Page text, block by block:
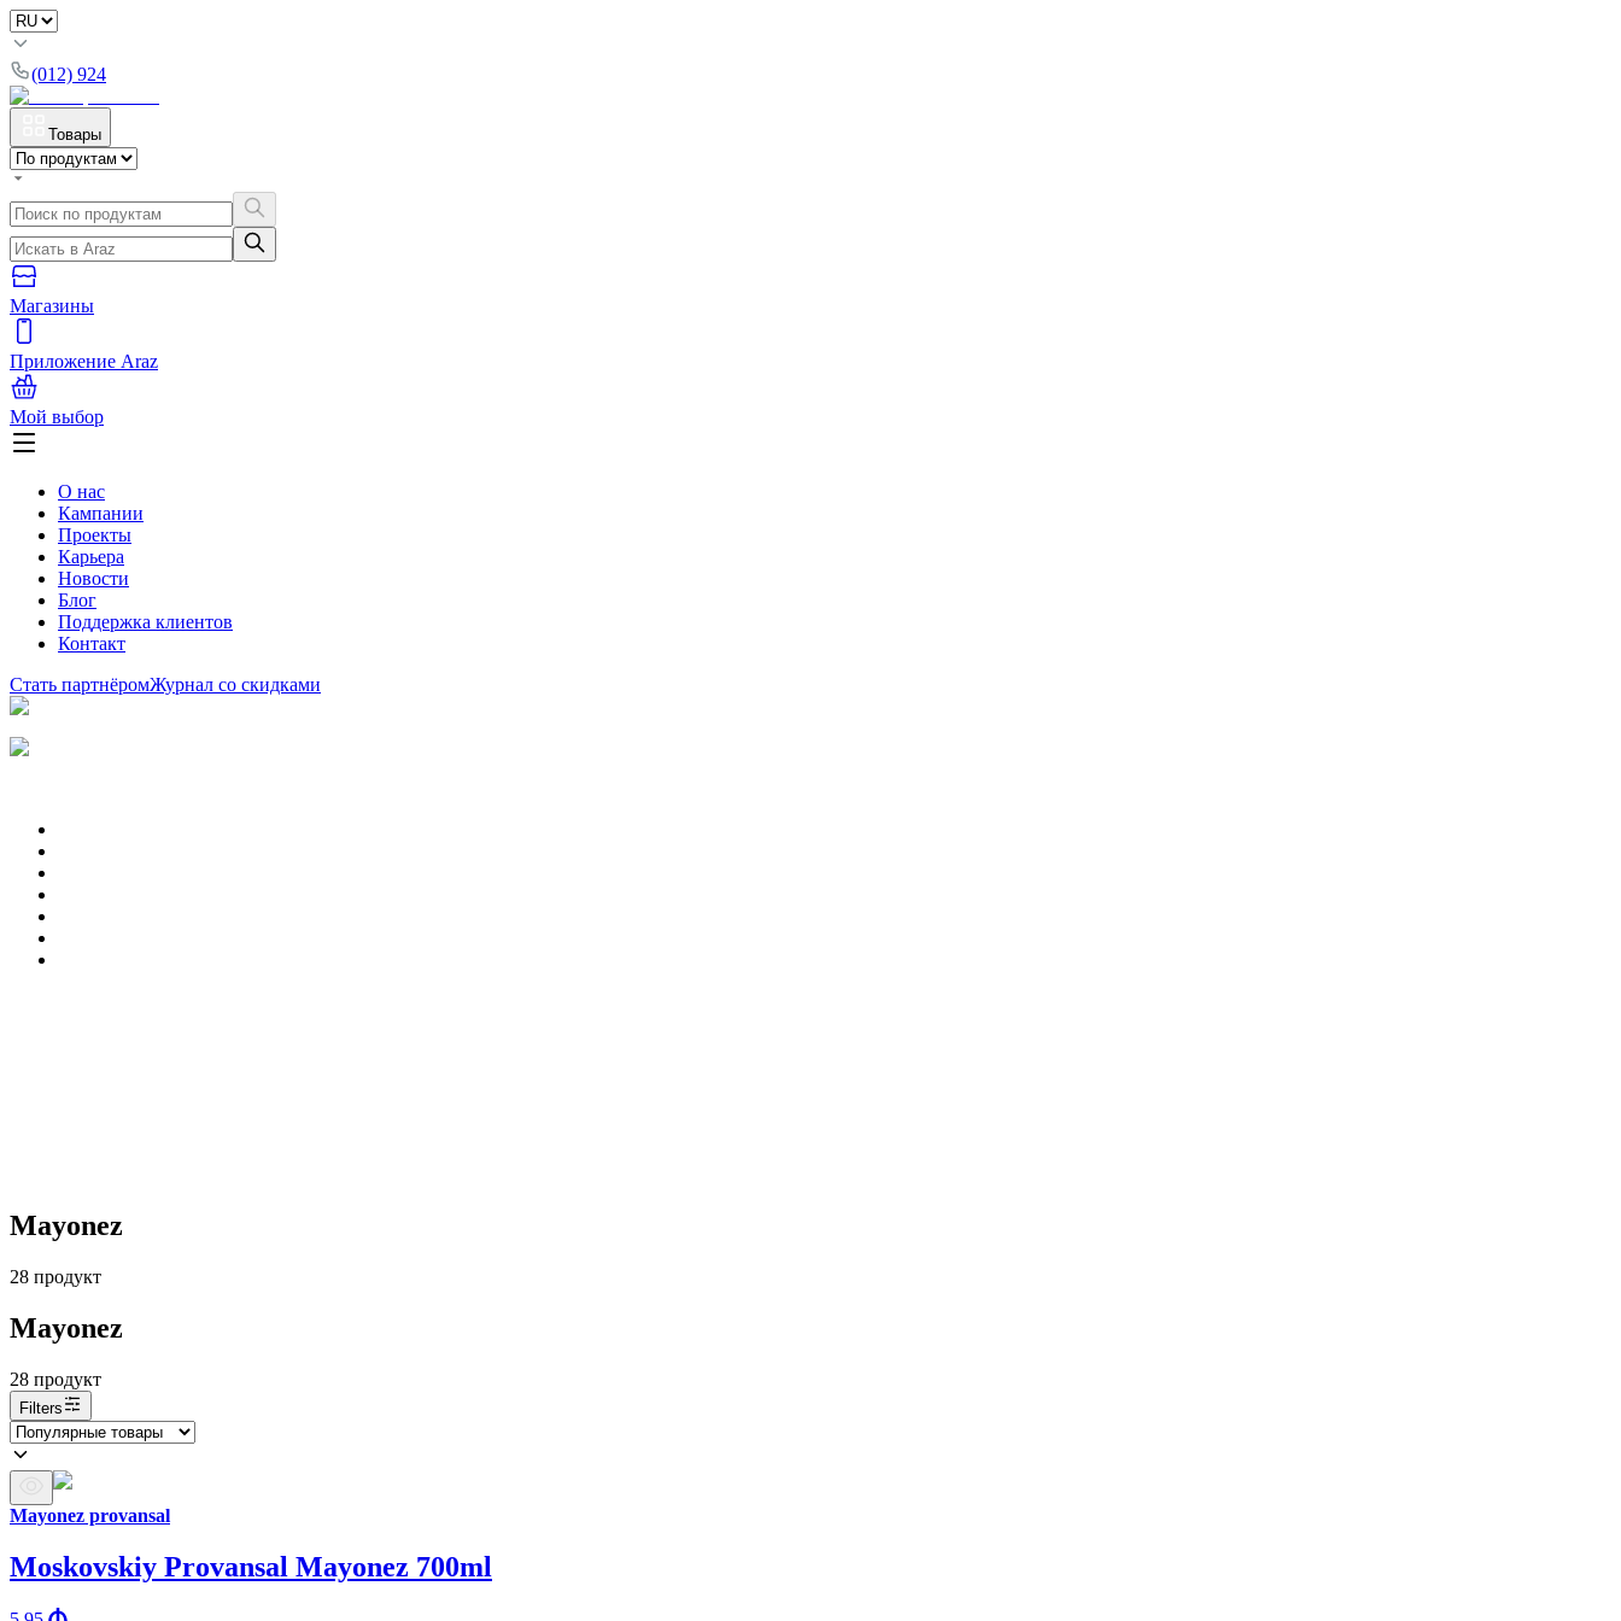
(012) 924
Товары
Магазины
Приложение Araz
Мой выбор
О нас
Кампании
Проекты
Карьера
Новости
Блог
Поддержка клиентов
Контакт
Стать партнёромЖурнал со скидками
Mayonez
28 продукт
Mayonez
28 продукт
Filters
Mayonez provansal
Moskovskiy Provansal Mayonez 700ml